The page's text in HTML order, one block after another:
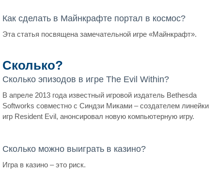
Как сделать в Майнкрафте портал в космос?
Эта статья посвящена замечательной игре «Майнкрафт».
Сколько?
Сколько эпизодов в игре The Evil Within?
В апреле 2013 года известный игровой издатель Bethesda
Softworks совместно с Синдзи Миками – создателем линейки
игр Resident Evil, анонсировал новую компьютерную игру.
Сколько можно выиграть в казино?
Игра в казино – это риск.